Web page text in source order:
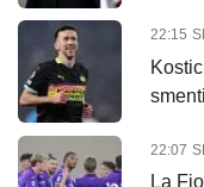
22:15
22:07
La